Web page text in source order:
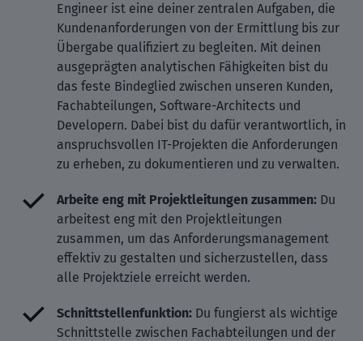
Engineer ist eine deiner zentralen Aufgaben, die
Kundenanforderungen von der Ermittlung bis zur
Übergabe qualifiziert zu begleiten. Mit deinen
ausgeprägten analytischen Fähigkeiten bist du
das feste Bindeglied zwischen unseren Kunden,
Fachabteilungen, Software-Architects und
Developern. Dabei bist du dafür verantwortlich, in
anspruchsvollen IT-Projekten die Anforderungen
zu erheben, zu dokumentieren und zu verwalten.
Arbeite eng mit Projektleitungen zusammen: Du
arbeitest eng mit den Projektleitungen
zusammen, um das Anforderungsmanagement
effektiv zu gestalten und sicherzustellen, dass
alle Projektziele erreicht werden.
Schnittstellenfunktion: Du fungierst als wichtige
Schnittstelle zwischen Fachabteilungen und der